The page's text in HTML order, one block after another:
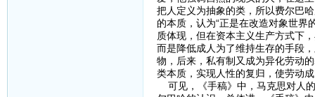
把人定义为抽象的类，所以费尔巴
的本质，认为“正是在改造对象世界
质体现，但在资本主义生产方式下
而是降低成人为了维持生存的手段
物，后来，私有制又成为异化劳动
类本质，实现人性的复归，使劳动
可见，《手稿》中，马克思对人